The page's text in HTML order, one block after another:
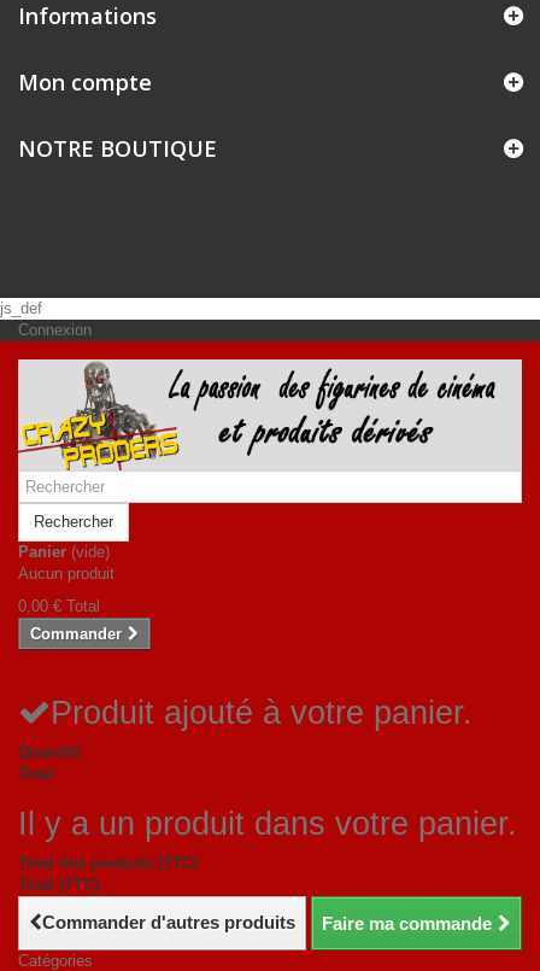
Informations
Mon compte
NOTRE BOUTIQUE
js_def
Connexion
Rechercher
Panier (vide)
Aucun produit
0,00 € Total
Commander
Produit ajouté à votre panier.
Quantité
Total
Il y a un produit dans votre panier.
Total des produits (TTC)
Total (TTC)
Commander d'autres produits Faire ma commande
Catégories